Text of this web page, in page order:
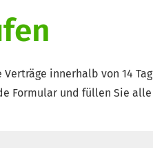
innerhalb von 14
Formular und füllen Sie